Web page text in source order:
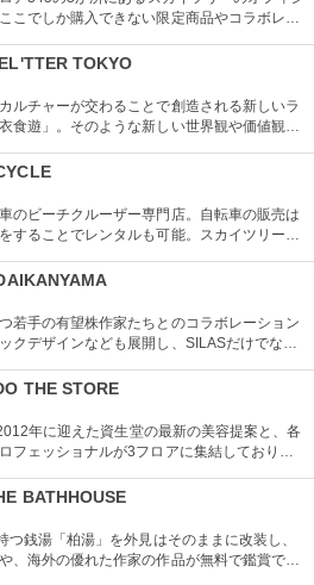
こでしか購入できない限定商品やコラボレー
での購入として記念に残る思い出に！
TOKYO
ルチャーが交わることで創造される新しいラ
食遊」。そのような新しい世界観や価値観を
っている。
のビーチクルーザー専門店。自転車の販売は
することでレンタルも可能。スカイツリーや
、注目を集めている。
若手の有望株作家たちとのコラボレーション
クデザインなども展開し、SILASだけでな
THE STORE
年に迎えた資生堂の最新の美容提案と、各
フェッショナルが3フロアに集結しており、
ントをしているのでチェックしよう。
BATHHOUSE
つ銭湯「柏湯」を外見はそのままに改装し、
、海外の優れた作家の作品が無料で鑑賞でき